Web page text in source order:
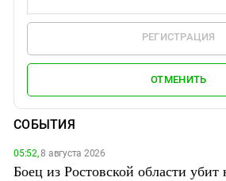
РЕГИСТРАЦИЯ
ОТМЕНИТЬ
СОБЫТИЯ
05:52,8 августа 2026
Боец из Ростовской области убит